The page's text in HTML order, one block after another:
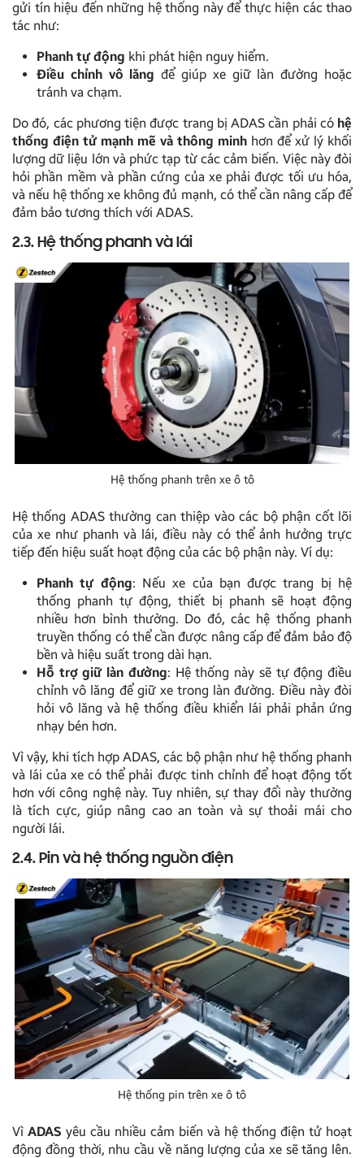
gửi tín hiệu đến những hệ thống này để thực hiện các thao
tác như:
Phanh tự động khi phát hiện nguy hiểm.
Điều chỉnh vô lăng để giúp xe giữ làn đường hoặc
tránh va chạm.
Do đó, các phương tiện được trang bị ADAS cần phải có hệ
thống điện tử mạnh mẽ và thông minh hơn để xử lý khối
lượng dữ liệu lớn và phức tạp từ các cảm biến. Việc này đòi
hỏi phần mềm và phần cứng của xe phải được tối ưu hóa,
và nếu hệ thống xe không đủ mạnh, có thể cần nâng cấp để
đảm bảo tương thích với ADAS.
2.3. Hệ thống phanh và lái
Hệ thống phanh trên xe ô tô
Hệ thống ADAS thường can thiệp vào các bộ phận cốt lõi
của xe như phanh và lái, điều này có thể ảnh hưởng trực
tiếp đến hiệu suất hoạt động của các bộ phận này. Ví dụ:
Phanh tự động: Nếu xe của bạn được trang bị hệ
thống phanh tự động, thiết bị phanh sẽ hoạt động
nhiều hơn bình thường. Do đó, các hệ thống phanh
truyền thống có thể cần được nâng cấp để đảm bảo độ
bền và hiệu suất trong dài hạn.
Hỗ trợ giữ làn đường: Hệ thống này sẽ tự động điều
chỉnh vô lăng để giữ xe trong làn đường. Điều này đòi
hỏi vô lăng và hệ thống điều khiển lái phải phản ứng
nhạy bén hơn.
Vì vậy, khi tích hợp ADAS, các bộ phận như hệ thống phanh
và lái của xe có thể phải được tinh chỉnh để hoạt động tốt
hơn với công nghệ này. Tuy nhiên, sự thay đổi này thường
là tích cực, giúp nâng cao an toàn và sự thoải mái cho
người lái.
2.4. Pin và hệ thống nguồn điện
Hệ thống pin trên xe ô tô
Vì ADAS yêu cầu nhiều cảm biến và hệ thống điện tử hoạt
động đồng thời, nhu cầu về năng lượng của xe sẽ tăng lên.